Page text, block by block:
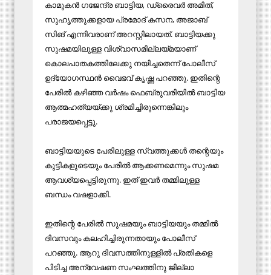
കാമുകൻ ഗജേന്ദ്ര ബാട്ടിയ, ഡ്രൈവർ അമിത്,
സുഹൃത്തുക്കളായ പ്രമോദ് കസന, അജാബ്
സിങ് എന്നിവരാണ് അറസ്റ്റിലായത്. ബാട്ടിയക്കു
സുഷമയിലുള്ള വിശ്വാസമില്ലയ്മയാണ്
കൊലപാതകത്തിലേക്കു നയിച്ചതെന്ന് പോലീസ്
ഉദ്യോഗസ്ഥൻ വൈഭവ് കൃഷ്ണ പറഞ്ഞു. ഇതിന്റെ
പേരിൽ കഴിഞ്ഞ വർഷം ഫെബ്രുവരിയിൽ ബാട്ടിയ
ആത്മഹത്യയ്ക്കു ശ്രമിച്ചിരുന്നെങ്കിലും
പരാജയപ്പെട്ടു.
ബാട്ടിയയുടെ പേരിലുള്ള സ്വത്തുക്കൾ തന്റെയും
കുട്ടികളുടെയും പേരിൽ ആക്കണമെന്നും സുഷമ
ആവശ്യപ്പെട്ടിരുന്നു. ഇത് ഇവർ തമ്മിലുള്ള
ബന്ധം വഷളാക്കി.
ഇതിന്റെ പേരിൽ സുഷമയും ബാട്ടിയയും തമ്മിൽ
ദിവസവും കലഹിച്ചിരുന്നതായും പോലീസ്
പറഞ്ഞു. ആറു ദിവസത്തിനുള്ളിൽ പ്രതികളെ
പിടിച്ച അന്വേഷണ സംഘത്തിനു ജില്ലാ